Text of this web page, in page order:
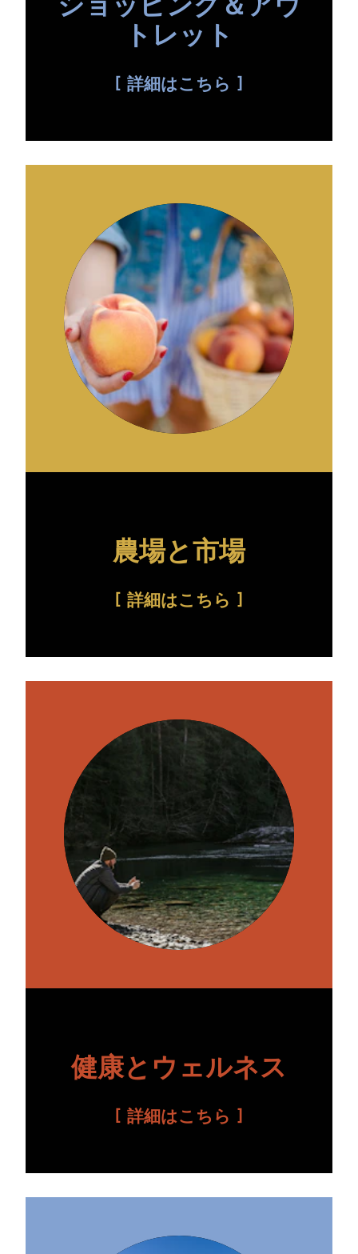
トレット
詳細はこちら
農場と市場
詳細はこちら
健康とウェルネス
詳細はこちら